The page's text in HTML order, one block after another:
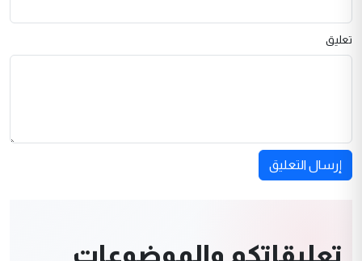
تعليق
إرسال التعليق
تعليقاتكم والموضوعات